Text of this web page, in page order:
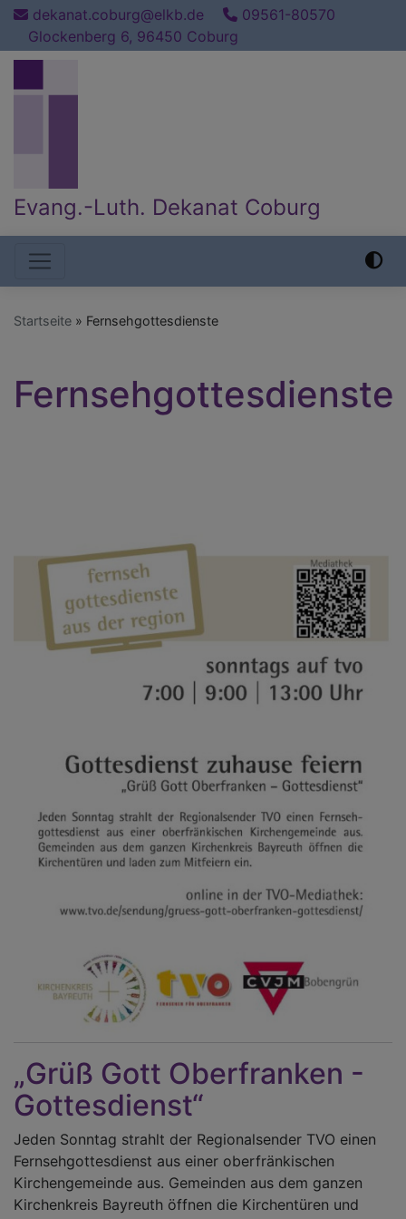
Direkt
Inhalt
dekanat.coburg@elkb.de
09561-80570
Glockenberg 6, 96450 Coburg
Evang.-Luth. Dekanat Coburg
Hauptnavigation
Startseite Fernsehgottesdienste
Fernsehgottesdienste
„Grüß Gott Oberfranken -
Gottesdienst“
Jeden Sonntag strahlt der Regionalsender TVO einen
Fernsehgottesdienst aus einer oberfränkischen
Kirchengemeinde aus. Gemeinden aus dem ganzen
Kirchenkreis Bayreuth öffnen die Kirchentüren und